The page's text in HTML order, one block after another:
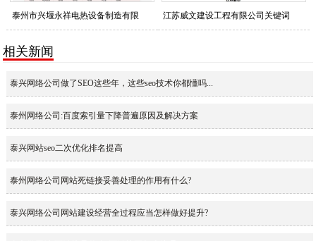
泰州市兴堰永祥电热设备制造有限
公司网站关键词优化排名查询列表
江苏威文建设工程有限公司关键词
整站优化排名查询列表
相关新闻
泰兴网络公司做了SEO这些年，这些seo技术你都懂吗...
泰州网络公司:百度索引量下降普遍原因及解决方案
泰兴网站seo二次优化排名提高
泰州网络公司网站死链接妥善处理的作用有什么?
泰兴网络公司网站建设经营全过程应当怎样做好提升?